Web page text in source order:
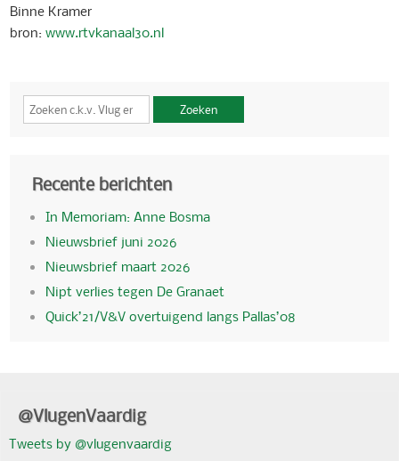
Binne Kramer
bron:www.rtvkanaal30.nl
Zoeken
Recente berichten
In Memoriam: Anne Bosma
Nieuwsbrief juni 2026
Nieuwsbrief maart 2026
Nipt verlies tegen De Granaet
Quick’21/V&V overtuigend langs Pallas’08
@VlugenVaardig
Tweets by @vlugenvaardig